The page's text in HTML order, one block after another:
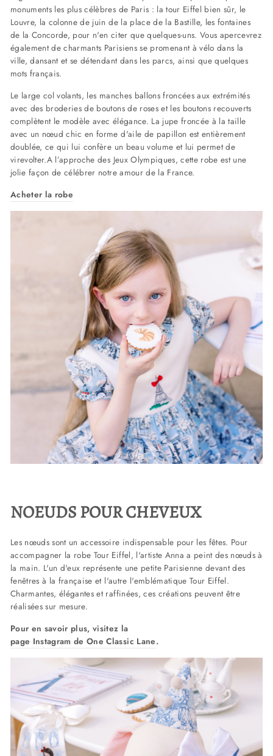
monuments les plus célèbres de Paris : la tour Eiffel bien sûr, le
Louvre, la colonne de juin de la place de la Bastille, les fontaines
de la Concorde, pour n'en citer que quelques-uns. Vous apercevrez
également de charmants Parisiens se promenant à vélo dans la
ville, dansant et se détendant dans les parcs, ainsi que quelques
mots français.
Le large col volants, les manches ballons froncées aux extrémités
avec des broderies de boutons de roses et les boutons recouverts
complètent le modèle avec élégance. La jupe froncée à la taille
avec un nœud chic en forme d'aile de papillon est entièrement
doublée, ce qui lui confère un beau volume et lui permet de
virevolter.A l’approche des Jeux Olympiques, cette robe est une
jolie façon de célébrer notre amour de la France.
Acheter la robe
NOEUDS POUR CHEVEUX
Les nœuds sont un accessoire indispensable pour les fêtes. Pour
accompagner la robe Tour Eiffel, l'artiste Anna a peint des nœuds à
la main. L'un d'eux représente une petite Parisienne devant des
fenêtres à la française et l'autre l'emblématique Tour Eiffel.
Charmantes, élégantes et raffinées, ces créations peuvent être
réalisées sur mesure.
Pour en savoir plus, visitez la
page Instagram de One Classic Lane.